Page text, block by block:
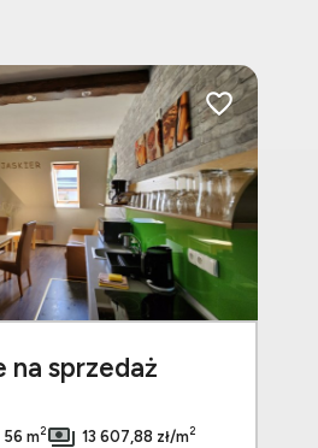
Dodaj do
na sprzedaż
56 m2 13 607,88 zł/m2